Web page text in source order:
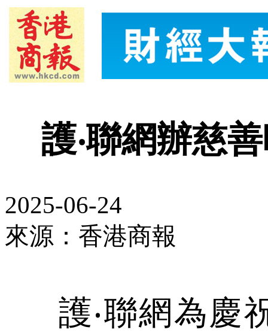
護‧聯網辦慈
2025-06-24
來源：香港商報
護‧聯網為慶